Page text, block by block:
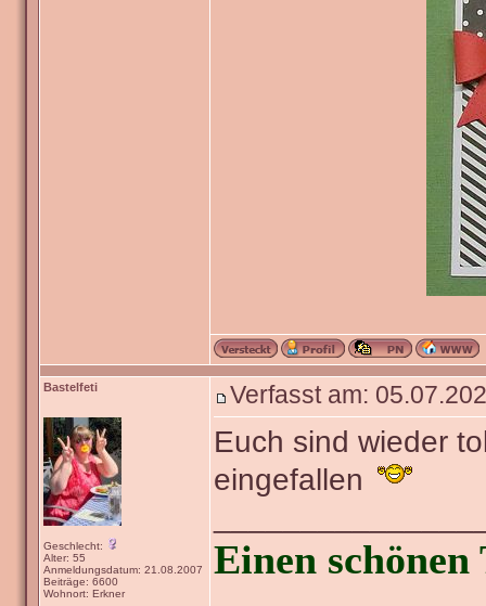
Bastelfeti
Geschlecht:
Alter: 55
Anmeldungsdatum: 21.08.2007
Beiträge: 6600
Wohnort: Erkner
Verfasst am:
Euch sind wieder
eingefallen
Einen